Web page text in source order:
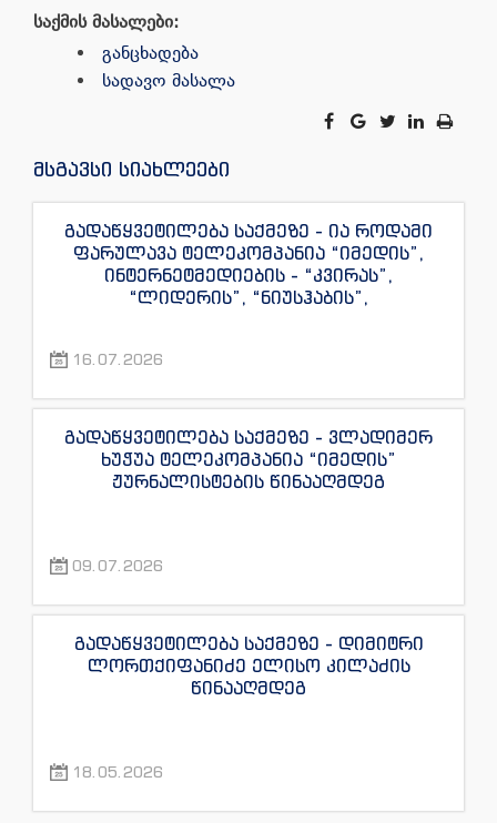
საქმის მასალები:
განცხადება
სადავო მასალა
მსგავსი სიახლეები
გადაწყვეტილება საქმეზე - ია როდამი
ფარულავა ტელეკომპანია “იმედის”,
ინტერნეტმედიების - “კვირას”,
“ლიდერის”, “ნიუსჰაბის”,
“ექსკლუზივტივის” ჟურნალისტების
16.07.2026
გადაწყვეტილება საქმეზე - ვლადიმერ
ხუჭუა ტელეკომპანია “იმედის”
ჟურნალისტების წინააღმდეგ
09.07.2026
გადაწყვეტილება საქმეზე - დიმიტრი
ლორთქიფანიძე ელისო კილაძის
წინააღმდეგ
18.05.2026